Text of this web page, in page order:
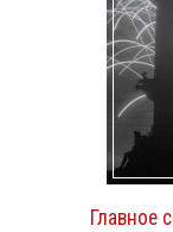
Главное